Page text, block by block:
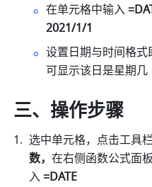
在单元格中输入
2021/1/1
设置日期与时间格
可显示该日是星期几
三、操作步骤
选中单元格，点击工具
数，在右侧函数公式面
入 =DATE